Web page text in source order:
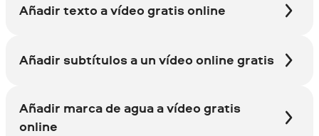
Añadir texto a vídeo gratis online
Añadir subtítulos a un vídeo online gratis
Añadir marca de agua a vídeo gratis
online